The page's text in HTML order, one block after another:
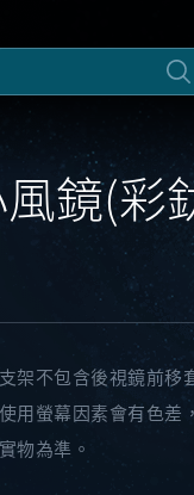
風鏡(彩
架不包含後視鏡前移
用螢幕因素會有色差，
物為準。